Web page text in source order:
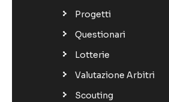
Progetti
Questionari
Lotterie
Valutazione Arbitri
Scouting